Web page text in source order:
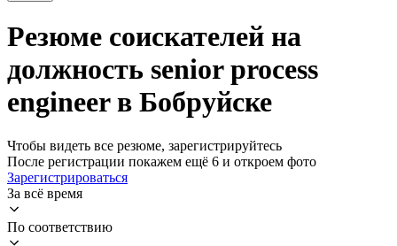
Резюме соискателей на
должность senior process
engineer в Бобруйске
Чтобы видеть все резюме, зарегистрируйтесь
После регистрации покажем ещё 6 и откроем фото
Зарегистрироваться
За всё время
По соответствию